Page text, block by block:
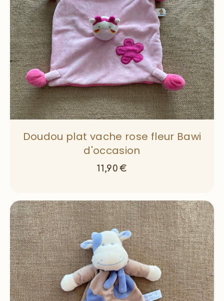
Doudou plat vache rose fleur Bawi
d'occasion
11,90 €